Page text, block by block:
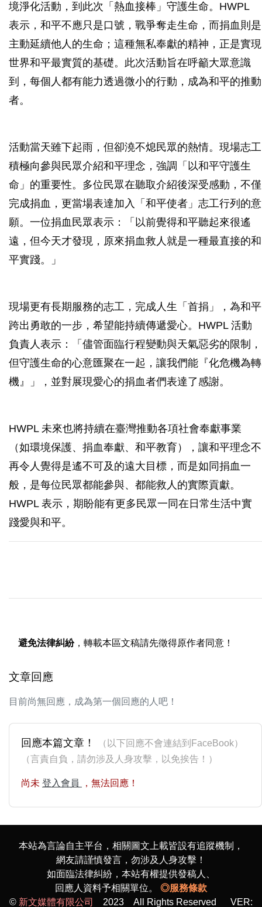
境淨化活動，到此次「熱血接棒」守護生命。HWPL
表示，和平不應只是口號，戰爭奪走生命，而捐血則是
主動延續他人的生命；這種無私奉獻的精神，正是實現
世界和平最實質的基礎。此次活動旨在呼籲大眾意識
到，每個人都有能力透過微小的行動，成為和平的推動
者。
活動當天雖下起雨，但卻澆不熄民眾的熱情。現場志工
積極向參與民眾介紹和平理念，強調「以和平守護生
命」的重要性。多位民眾在聽取介紹後深受感動，不僅
完成捐血，更當場表達加入「和平使者」志工行列的意
願。一位捐血民眾表示：「以前覺得和平聽起來很遙
遠，但今天才發現，原來捐血救人就是一種最直接的和
平實踐。」
現場更有長期服務的志工，完成人生「首捐」，為和平
跨出勇敢的一步，希望能持續傳遞愛心。HWPL 活動
負責人表示：「儘管面臨行程變動與天氣惡劣的限制，
但守護生命的心意匯聚在一起，讓我們能『化危機為轉
機』」，並對展現愛心的捐血者們表達了感謝。
HWPL 未來也將持續在臺灣推動各項社會奉獻事業
（如環境保護、捐血奉獻、和平教育），讓和平理念不
再令人覺得是遙不可及的遠大目標，而是如同捐血一
般，是每位民眾都能參與、都能救人的實際貢獻。
HWPL 表示，期盼能有更多民眾一同在日常生活中實
踐愛與和平。
避免法律糾紛，轉載本區文稿請先徵得原作者同意！
文章回應
目前尚無回應，成為第一個回應的人吧！
回應本篇文章！
（以下回應不會連結到FaceBook）
（言責自負，請勿涉及人身攻擊，以免挨告！）
尚未 登入會員 ，無法回應！
本站為言論自主平台，相關圖文上載皆設有追蹤機制，
網友請謹慎發言，勿涉及人身攻擊！
如面臨法律糾紛，本站有權提供發稿人、
回應人資料予相關單位。 ◎服務條款
© 新文媒體有限公司 2023 All Rights Reserved VER: